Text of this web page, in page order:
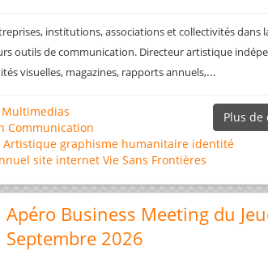
institutions, associations et collectivités dans
outils de communication. Directeur artistique
visuelles, magazines, rapports annuels,...
Plus de
Communication
Artistique graphisme humanitaire identité
site internet Vie Sans Frontières
Apéro Business Meeting du
Septembre 2026